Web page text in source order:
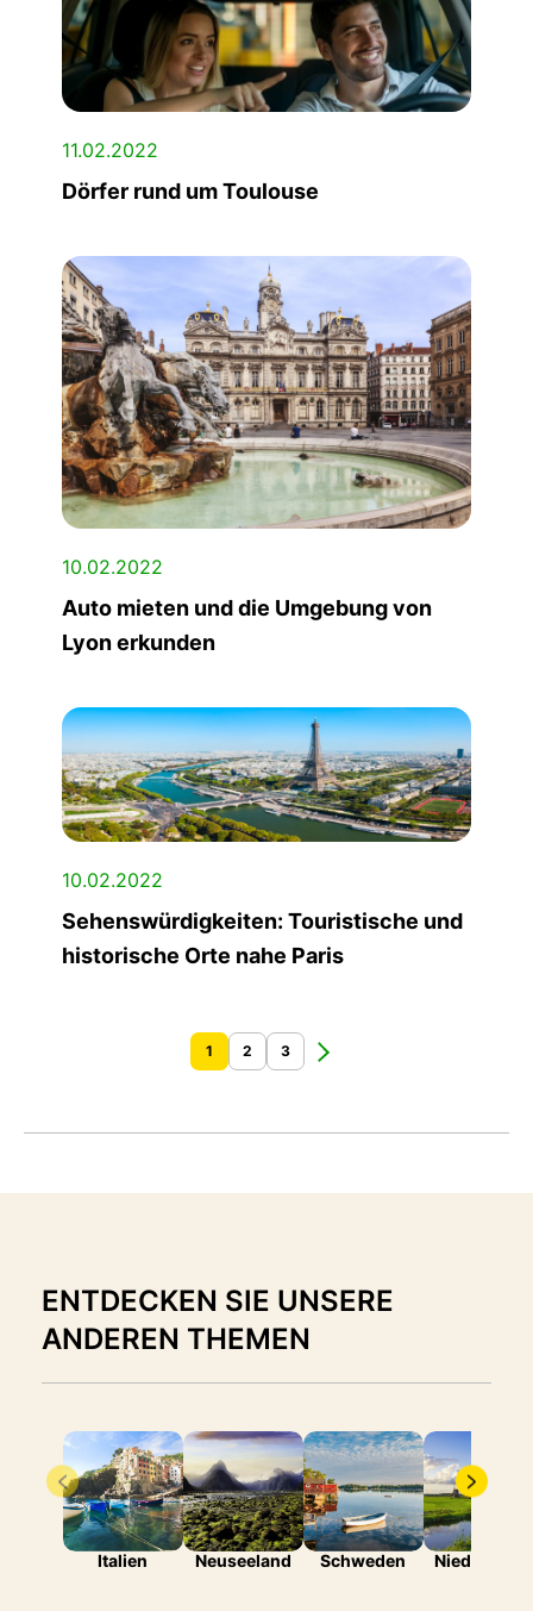
11.02.2022
Dörfer rund um Toulouse
10.02.2022
Auto mieten und die Umgebung von
Lyon erkunden
10.02.2022
Sehenswürdigkeiten: Touristische und
historische Orte nahe Paris
1 2 3
ENTDECKEN SIE UNSERE
ANDEREN THEMEN
Italien Neuseeland Schweden Niederlande